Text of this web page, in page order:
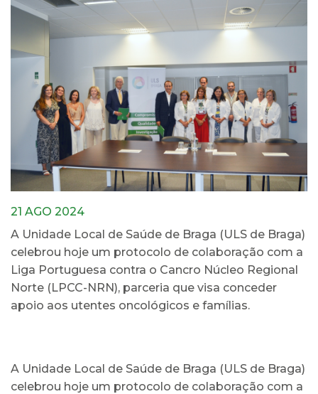
21 AGO 2024
A Unidade Local de Saúde de Braga (ULS de Braga)
celebrou hoje um protocolo de colaboração com a
Liga Portuguesa contra o Cancro Núcleo Regional
Norte (LPCC-NRN), parceria que visa conceder
apoio aos utentes oncológicos e famílias.
A Unidade Local de Saúde de Braga (ULS de Braga)
celebrou hoje um protocolo de colaboração com a